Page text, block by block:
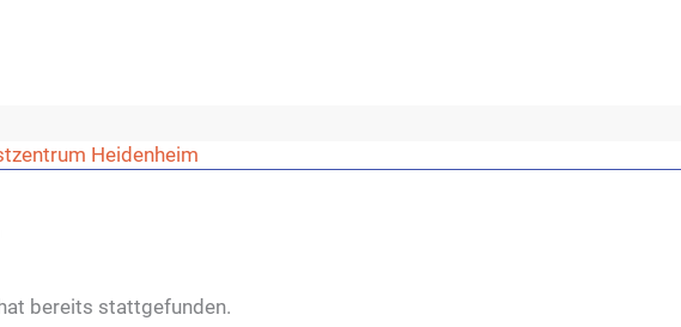
Heidenheim
bereits stattgefunden.